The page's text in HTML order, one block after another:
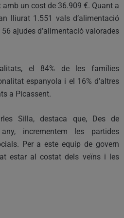
amb un cost de 36.909 €. Quant a
lliurat 1.551 vals d’alimentació
ajudes d’alimentació valorades
el 84% de les famílies
espanyola i el 16% d’altres
a Picassent.
Silla, destaca que, Des de
incrementem les partides
Per a este equip de govern
estar al costat dels veïns i les